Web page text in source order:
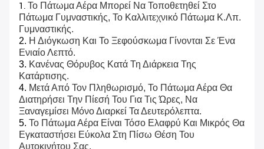
1. Το Πάτωμα Αέρα Μπορεί Να Τοποθετηθεί Στο
Πάτωμα Γυμναστικής, Το Καλλιτεχνικό Πάτωμα Κ.λπ.
Γυμναστικής.
2. Η Διόγκωση Και Το Ξεφούσκωμα Γίνονται Σε Ένα
Ενιαίο Λεπτό.
3. Κανένας Θόρυβος Κατά Τη Διάρκεια Της
Κατάρτισης.
4. Μετά Από Τον Πληθωρισμό, Το Πάτωμα Αέρα Θα
Διατηρήσει Την Πίεσή Του Για Τις Ώρες, Να
Ξαναγεμίσει Μόνο Διαρκεί Τα Δευτερόλεπτα.
5. Το Πάτωμα Αέρα Είναι Τόσο Ελαφρύ Και Μικρός Θα
Εγκαταστήσει Εύκολα Στη Πίσω Θέση Του
Αυτοκινήτου Σας.